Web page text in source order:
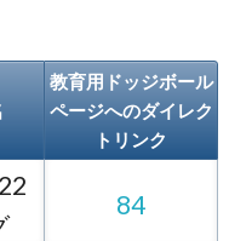
教育用ドッジボール
ページへのダイレク
トリンク
84